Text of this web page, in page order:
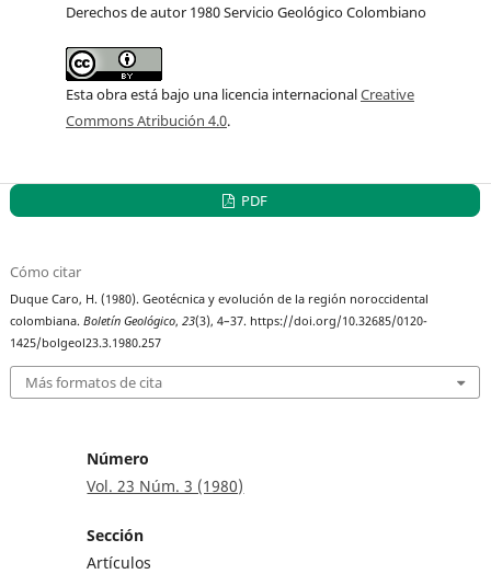
Derechos de autor 1980 Servicio Geológico Colombiano
Esta obra está bajo una licencia internacionalCreative
Commons Atribución 4.0.
PDF
Cómo citar
Duque Caro, H. (1980). Geotécnica y evolución de la región noroccidental
colombiana.Boletín Geológico,23(3), 4–37. https://doi.org/10.32685/0120-
1425/bolgeol23.3.1980.257
Más formatos de cita
Número
Vol. 23 Núm. 3 (1980)
Sección
Artículos